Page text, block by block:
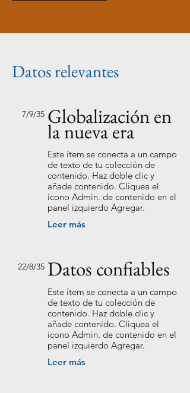
Datos relevantes
7/9/35 Globalización en
la nueva era
Este ítem se conecta a un campo
de texto de tu colección de
contenido. Haz doble clic y
añade contenido. Cliquea el
icono Admin. de contenido en el
panel izquierdo Agregar.
Leer más
22/8/35 Datos confiables
Este ítem se conecta a un campo
de texto de tu colección de
contenido. Haz doble clic y
añade contenido. Cliquea el
icono Admin. de contenido en el
panel izquierdo Agregar.
Leer más